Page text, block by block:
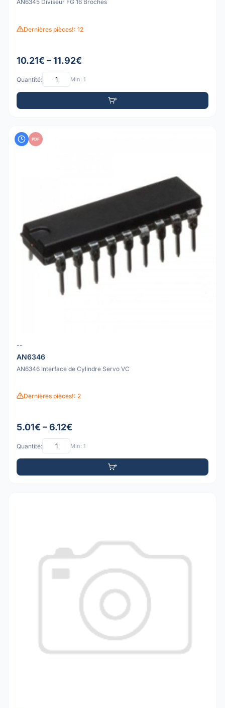
AN6345 Diviseur FG 16 Broches
Dernières pièces!: 12
10.21€ – 11.92€
Quantité: Min: 1
PDF
--
AN6346
AN6346 Interface de Cylindre Servo VC
Dernières pièces!: 2
5.01€ – 6.12€
Quantité: Min: 1